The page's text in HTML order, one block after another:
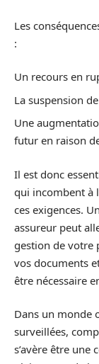
Les
:
Un recours en
La suspension
Une
futur en raison
Il est donc
qui incombent à
ces exigences.
assureur peut
gestion de votre
vos documents
être nécessaire
Dans un monde
surveillées,
s’avère être